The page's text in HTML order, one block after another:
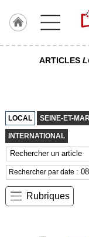
TvLocale
France
Accueil
RUBRIQUES
ARTICLES
LOCAL SEINE-ET-
INTERNATIONAL
Rechercher par date :
Rubriques